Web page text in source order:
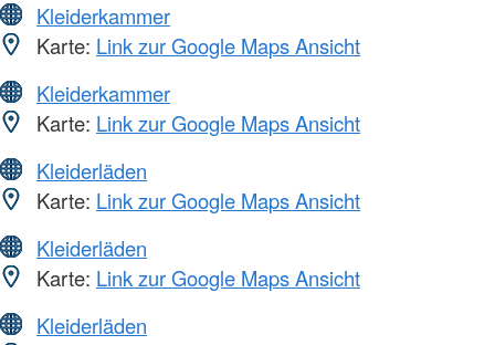
Kleiderkammer
Karte: Link zur Google Maps Ansicht
Kleiderkammer
Karte: Link zur Google Maps Ansicht
Kleiderläden
Karte: Link zur Google Maps Ansicht
Kleiderläden
Karte: Link zur Google Maps Ansicht
Kleiderläden